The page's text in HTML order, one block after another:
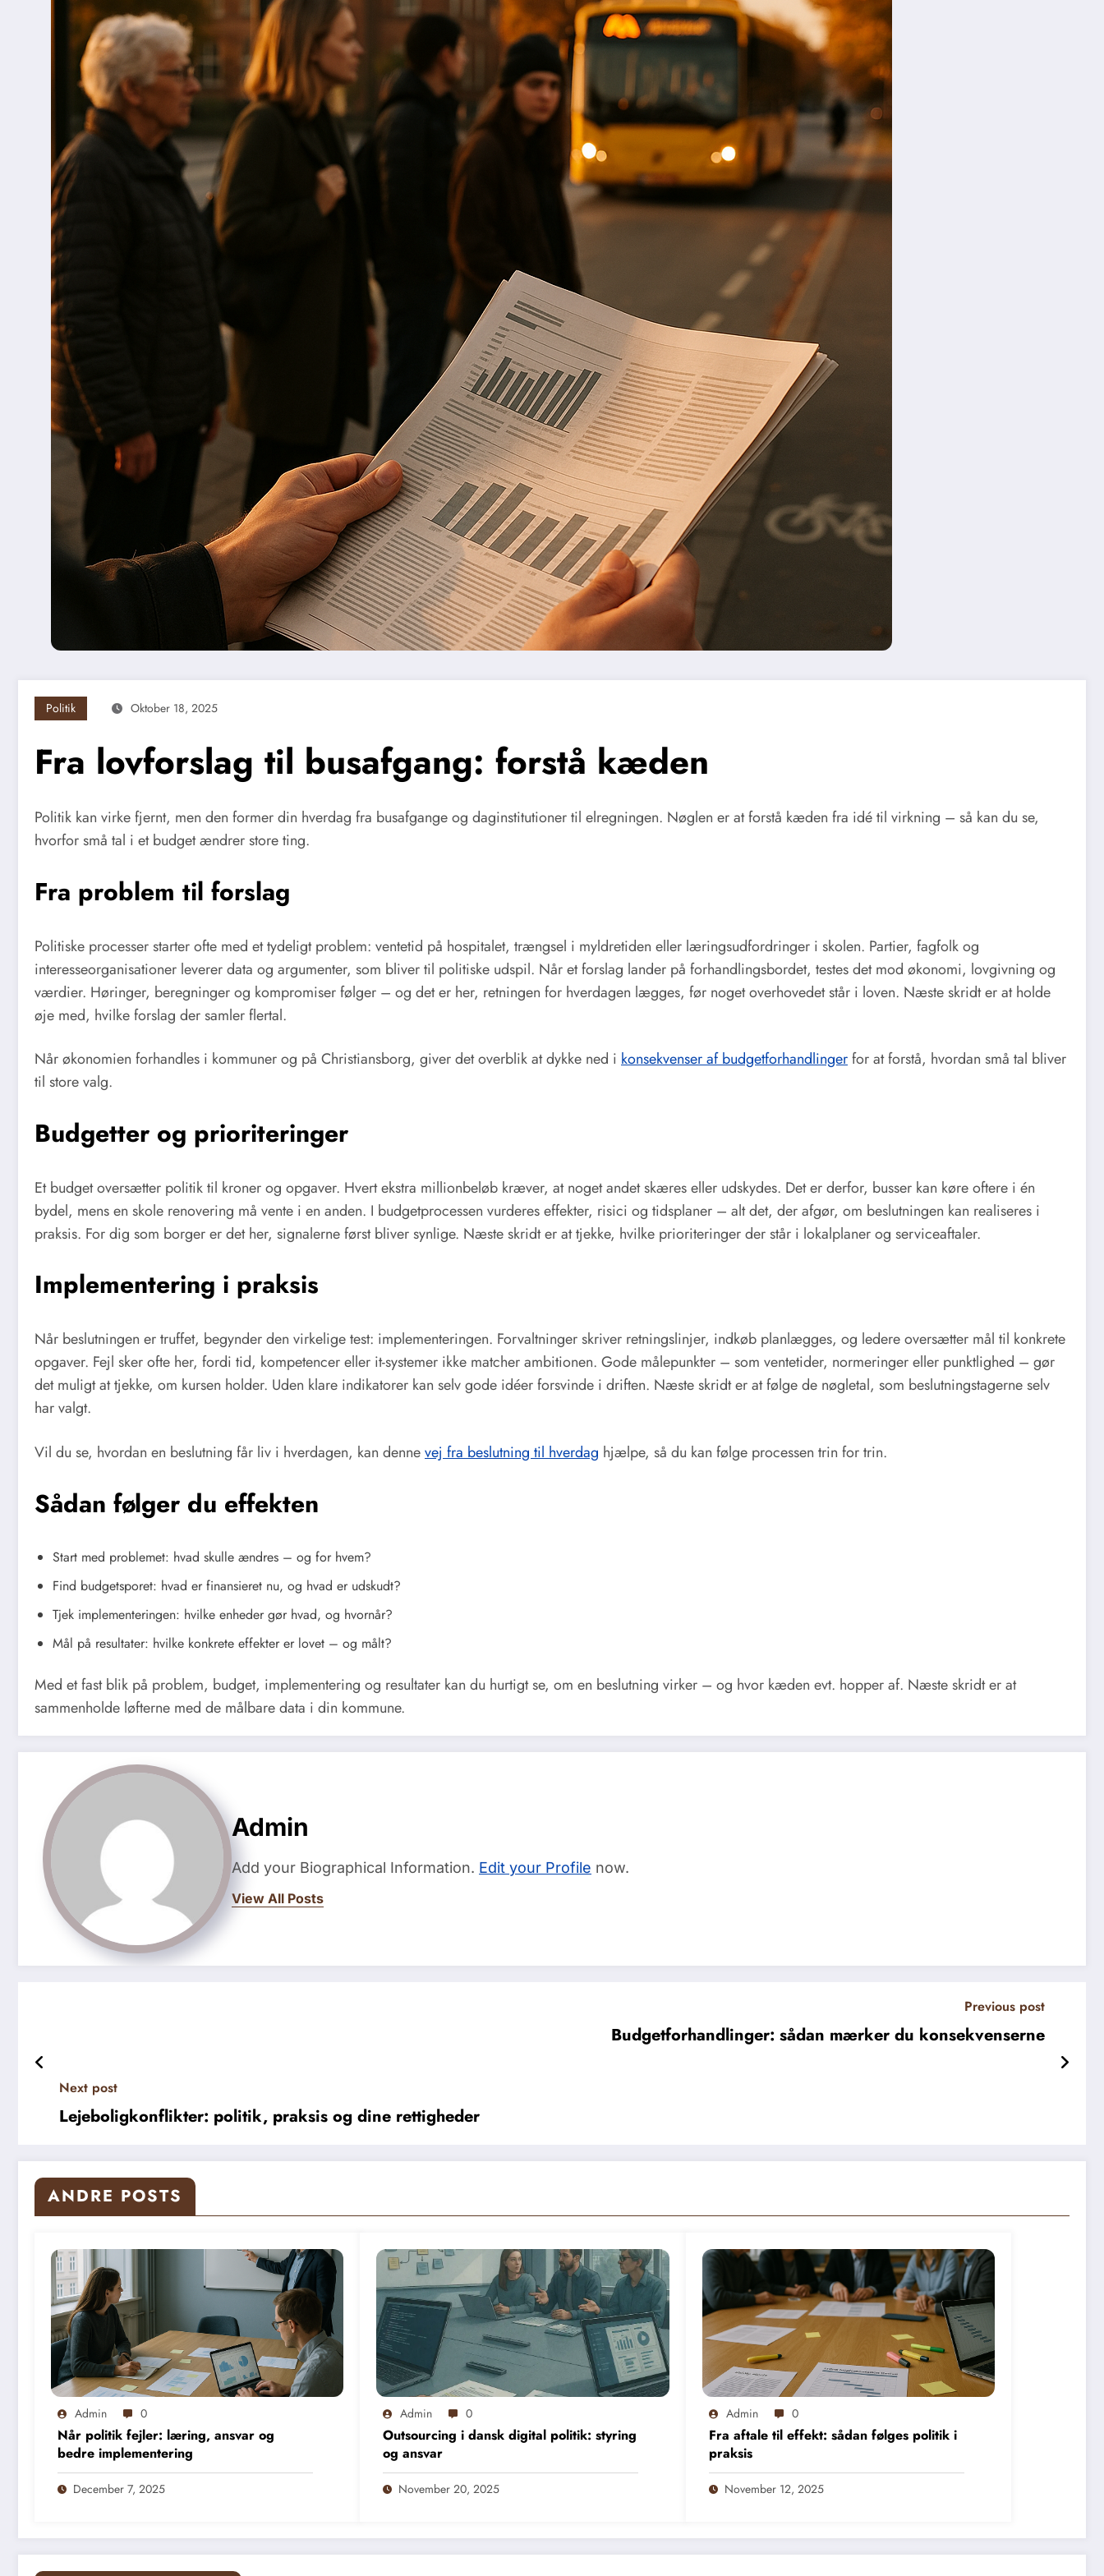
Politik Oktober 18, 2025
Fra lovforslag til busafgang: forstå kæden
Politik kan virke fjernt, men den former din hverdag fra busafgange og daginstitutioner til elregningen. Nøglen er at forstå kæden fra idé til virkning – så kan du se,
hvorfor små tal i et budget ændrer store ting.
Fra problem til forslag
Politiske processer starter ofte med et tydeligt problem: ventetid på hospitalet, trængsel i myldretiden eller læringsudfordringer i skolen. Partier, fagfolk og
interesseorganisationer leverer data og argumenter, som bliver til politiske udspil. Når et forslag lander på forhandlingsbordet, testes det mod økonomi, lovgivning og
værdier. Høringer, beregninger og kompromiser følger – og det er her, retningen for hverdagen lægges, før noget overhovedet står i loven. Næste skridt er at holde
øje med, hvilke forslag der samler flertal.
Når økonomien forhandles i kommuner og på Christiansborg, giver det overblik at dykke ned i konsekvenser af budgetforhandlingerfor at forstå, hvordan små tal bliver
til store valg.
Budgetter og prioriteringer
Et budget oversætter politik til kroner og opgaver. Hvert ekstra millionbeløb kræver, at noget andet skæres eller udskydes. Det er derfor, busser kan køre oftere i én
bydel, mens en skole renovering må vente i en anden. I budgetprocessen vurderes effekter, risici og tidsplaner – alt det, der afgør, om beslutningen kan realiseres i
praksis. For dig som borger er det her, signalerne først bliver synlige. Næste skridt er at tjekke, hvilke prioriteringer der står i lokalplaner og serviceaftaler.
Implementering i praksis
Når beslutningen er truffet, begynder den virkelige test: implementeringen. Forvaltninger skriver retningslinjer, indkøb planlægges, og ledere oversætter mål til konkrete
opgaver. Fejl sker ofte her, fordi tid, kompetencer eller it-systemer ikke matcher ambitionen. Gode målepunkter – som ventetider, normeringer eller punktlighed – gør
det muligt at tjekke, om kursen holder. Uden klare indikatorer kan selv gode idéer forsvinde i driften. Næste skridt er at følge de nøgletal, som beslutningstagerne selv
har valgt.
Vil du se, hvordan en beslutning får liv i hverdagen, kan dennevej fra beslutning til hverdag hjælpe, så du kan følge processen trin for trin.
Sådan følger du effekten
Start med problemet: hvad skulle ændres – og for hvem?
Find budgetsporet: hvad er finansieret nu, og hvad er udskudt?
Tjek implementeringen: hvilke enheder gør hvad, og hvornår?
Mål på resultater: hvilke konkrete effekter er lovet – og målt?
Med et fast blik på problem, budget, implementering og resultater kan du hurtigt se, om en beslutning virker – og hvor kæden evt. hopper af. Næste skridt er at
sammenholde løfterne med de målbare data i din kommune.
Admin
Add your Biographical Information. Edit your Profile now.
View All Posts
Previous post
Budgetforhandlinger: sådan mærker du konsekvenserne
Next post
Lejeboligkonflikter: politik, praksis og dine rettigheder
ANDRE POSTS
Admin 0
Når politik fejler: læring, ansvar og
bedre implementering
December 7, 2025
Admin 0
Outsourcing i dansk digital politik: styring
og ansvar
November 20, 2025
Admin 0
Fra aftale til effekt: sådan følges politik i
praksis
November 12, 2025